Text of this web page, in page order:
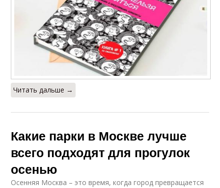
Читать дальше →
Какие парки в Москве лучше
всего подходят для прогулок
осенью
Осенняя Москва – это время, когда город превращается